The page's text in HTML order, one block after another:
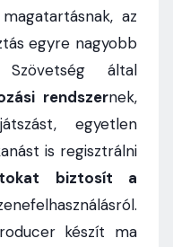
az
egyre nagyobb
által
rendszernek,
egyetlen
is regisztrálni
biztosít a
készít ma